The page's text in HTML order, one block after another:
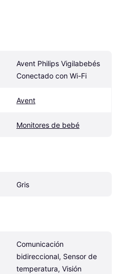
Avent Philips Vigilabebés
Conectado con Wi-Fi
Avent
Monitores de bebé
Gris
Comunicación
bidireccional, Sensor de
temperatura, Visión